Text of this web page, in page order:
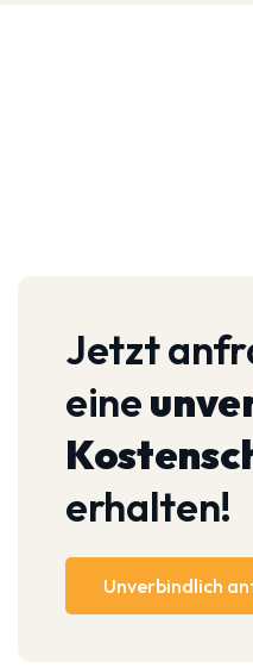
Jetzt
eine
erhalten!
Unverbindlich